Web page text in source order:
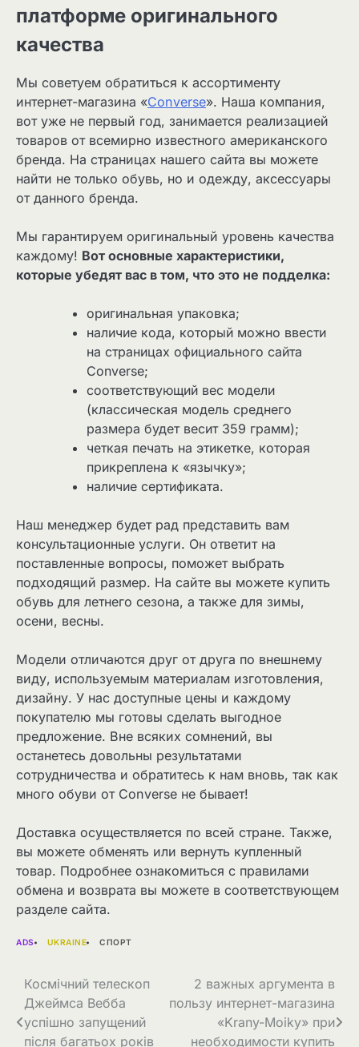
платформе оригинального
качества
Мы советуем обратиться к ассортименту
интернет-магазина «Converse». Наша компания,
вот уже не первый год, занимается реализацией
товаров от всемирно известного американского
бренда. На страницах нашего сайта вы можете
найти не только обувь, но и одежду, аксессуары
от данного бренда.
Мы гарантируем оригинальный уровень качества
каждому! Вот основные характеристики,
которые убедят вас в том, что это не подделка:
оригинальная упаковка;
наличие кода, который можно ввести
на страницах официального сайта
Converse;
соответствующий вес модели
(классическая модель среднего
размера будет весит 359 грамм);
четкая печать на этикетке, которая
прикреплена к «язычку»;
наличие сертификата.
Наш менеджер будет рад представить вам
консультационные услуги. Он ответит на
поставленные вопросы, поможет выбрать
подходящий размер. На сайте вы можете купить
обувь для летнего сезона, а также для зимы,
осени, весны.
Модели отличаются друг от друга по внешнему
виду, используемым материалам изготовления,
дизайну. У нас доступные цены и каждому
покупателю мы готовы сделать выгодное
предложение. Вне всяких сомнений, вы
останетесь довольны результатами
сотрудничества и обратитесь к нам вновь, так как
много обуви от Converse не бывает!
Доставка осуществляется по всей стране. Также,
вы можете обменять или вернуть купленный
товар. Подробнее ознакомиться с правилами
обмена и возврата вы можете в соответствующем
разделе сайта.
ADS UKRAINE СПОРТ
Навігація
записів
Космічний телескоп
Джеймса Вебба
успішно запущений
після багатьох років
2 важных аргумента в
пользу интернет-магазина
«Krany-Moiky» при
необходимости купить